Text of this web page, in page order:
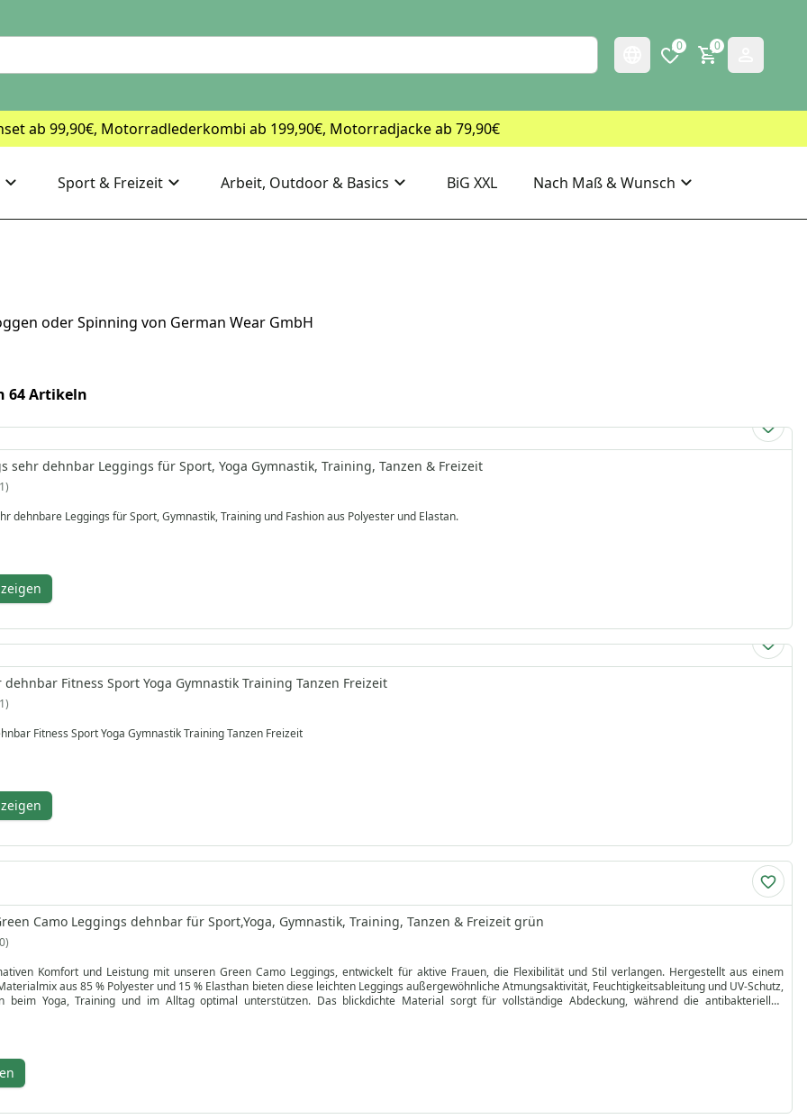
0 0
ab 99,90€, Motorradlederkombi ab 199,90€, Motorradjacke ab 79,90€
Sport & Freizeit Arbeit, Outdoor & Basics BiG XXL Nach Maß & Wunsch
oder Spinning von German Wear GmbH
64 Artikeln
sehr dehnbar Leggings für Sport, Yoga Gymnastik, Training, Tanzen & Freizeit
1
dehnbare Leggings für Sport, Gymnastik, Training und Fashion aus Polyester und Elastan.
dehnbar Fitness Sport Yoga Gymnastik Training Tanzen Freizeit
1
Fitness Sport Yoga Gymnastik Training Tanzen Freizeit
Camo Leggings dehnbar für Sport,Yoga, Gymnastik, Training, Tanzen & Freizeit grün
0
Komfort und Leistung mit unseren Green Camo Leggings, entwickelt für aktive Frauen, die Flexibilität und Stil verlangen. Hergestellt aus einem
aus 85 % Polyester und 15 % Elasthan bieten diese leichten Leggings außergewöhnliche Atmungsaktivität, Feuchtigkeitsableitung und UV-Schutz,
beim Yoga, Training und im Alltag optimal unterstützen. Das blickdichte Material sorgt für vollständige Abdeckung, während die antibakteriellen
Leggings sind so konzipiert, dass sie sich Ihrem Körper anpassen, bieten optimale Unterstützung ohne Bewegungseinschränkung und fördern die
die Verringerung von Ermüdung. Ideal für Sport, Gymnastik oder Freizeit, sind sie pflegeleicht – bitte wenden Sie die Leggings zum Waschen auf links und
oder hohe Temperaturen, um die Farben und Materialqualität zu erhalten. Kaufen Sie jetzt in unserem Damen-Leggings-Sale und bestellen Sie
Leggings online für die perfekte Kombination aus Funktion, Mode und Komfort.